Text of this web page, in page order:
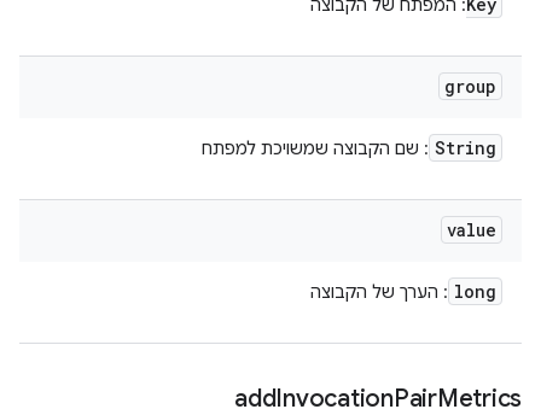
: המפתח של הקבוצה
group
String : שם הקבוצה שמשויכת למפתח
value
long : הערך של הקבוצה
addInvocationPairMetrics